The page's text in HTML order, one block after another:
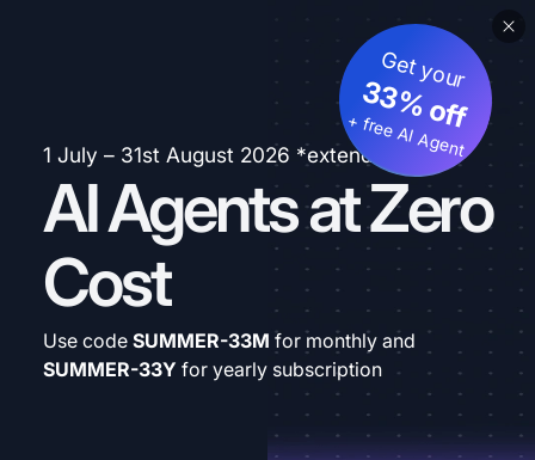
1 July – 31st August 2026 *extended
AI Agents at Zero
Cost
Get your
33% off
+ free AI Agent
Use code SUMMER-33M for monthly and
SUMMER-33Y for yearly subscription